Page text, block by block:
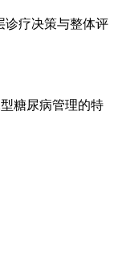
诊疗决策与整体评
糖尿病管理的特